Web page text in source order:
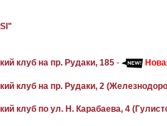
клуб на пр. Рудаки, 185 -
клуб на пр. Рудаки, 2
клуб по ул. Н. Карабаева, 4